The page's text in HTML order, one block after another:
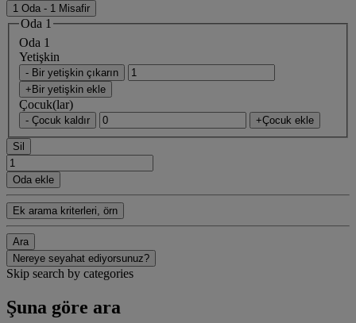
1 Oda - 1 Misafir
Oda 1
Oda 1
Yetişkin
- Bir yetişkin çıkarın
+Bir yetişkin ekle
Çocuk(lar)
- Çocuk kaldır +Çocuk ekle
Sil
Oda ekle
Ek arama kriterleri, örn
Ara
Nereye seyahat ediyorsunuz?
Skip search by categories
Şuna göre ara